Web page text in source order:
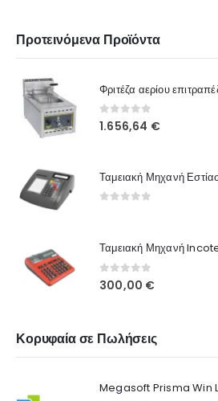
Προτεινόμενα Προϊόντα
0 out of 5
1.656,64 €
Ταμειακή Μηχανή
Ταμειακή Μηχανή
0 out of 5
300,00 €
Κορυφαία σε Πωλήσεις
Megasoft Prisma Win